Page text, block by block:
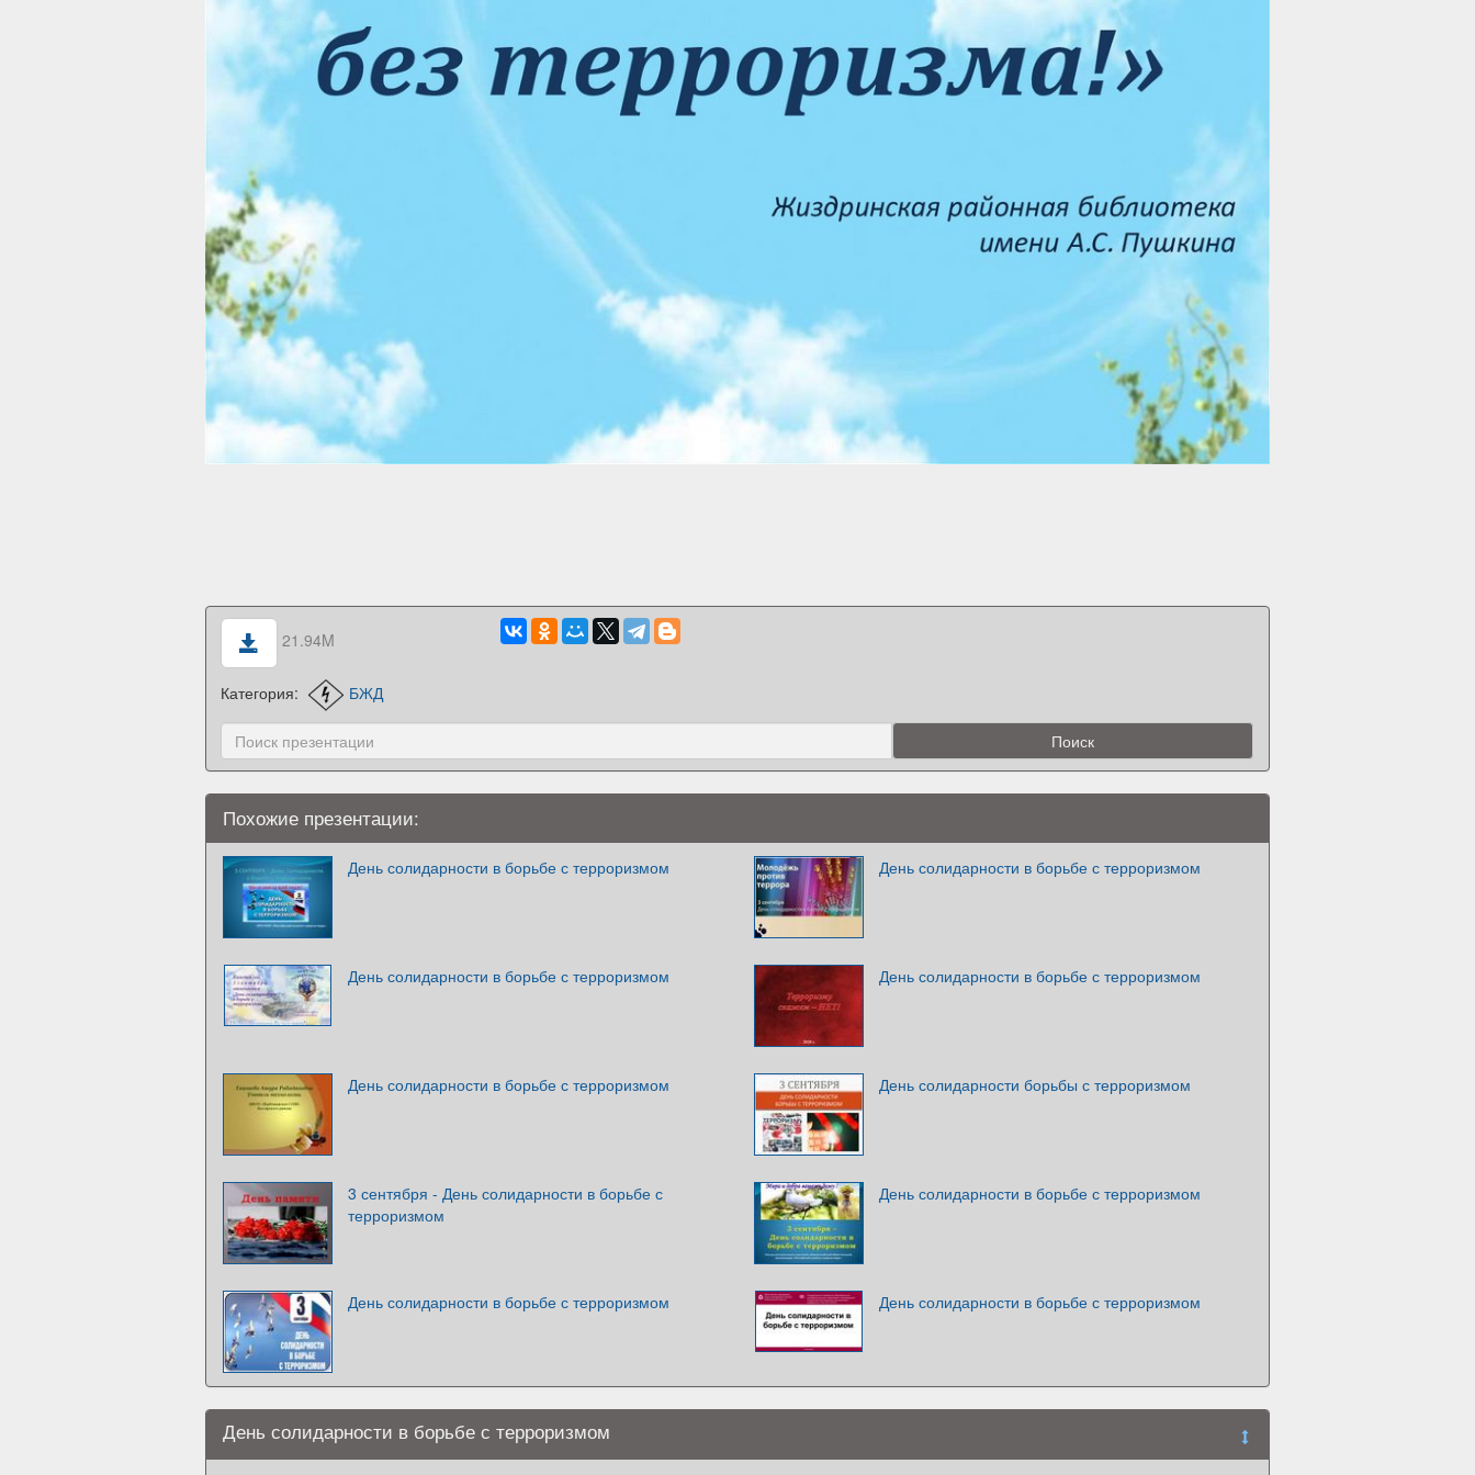
21.94M
Категория: БЖД
Похожие презентации:
День солидарности в борьбе с терроризмом День солидарности в борьбе с терроризмом
День солидарности в борьбе с терроризмом День солидарности в борьбе с терроризмом
День солидарности в борьбе с терроризмом День солидарности борьбы с терроризмом
3 сентября - День солидарности в борьбе с
терроризмом
День солидарности в борьбе с терроризмом
День солидарности в борьбе с терроризмом День солидарности в борьбе с терроризмом
День солидарности в борьбе с терроризмом